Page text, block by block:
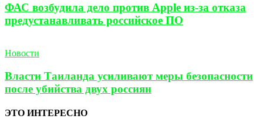
ФАС возбудила дело против Apple из-за отказа
предустанавливать российское ПО
Новости
Власти Таиланда усиливают меры безопасности
после убийства двух россиян
ЭТО ИНТЕРЕСНО